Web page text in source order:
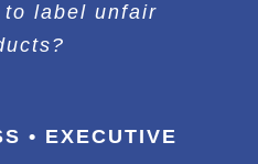
label unfair
• EXECUTIVE